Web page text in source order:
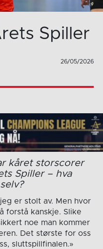
Spiller
26/05/2026
kåret storscorer
Spiller – hva
er stolt av. Men hvor
forstå kanskje. Slike
noe man kommer
Det største for oss
sluttspillfinalen.»